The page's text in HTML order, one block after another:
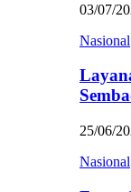
03/07/
Nasional
25/06/
Nasional